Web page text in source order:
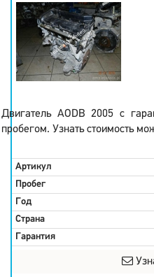
Двигатель AODB 2005 с
пробегом. Узнать стоимость
Артикул
Пробег
Год
Страна
Гарантия